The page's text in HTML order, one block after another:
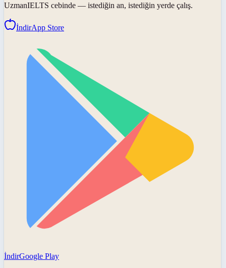
UzmanIELTS cebinde — istediğin an, istediğin yerde çalış.
İndirApp Store
İndirGoogle Play